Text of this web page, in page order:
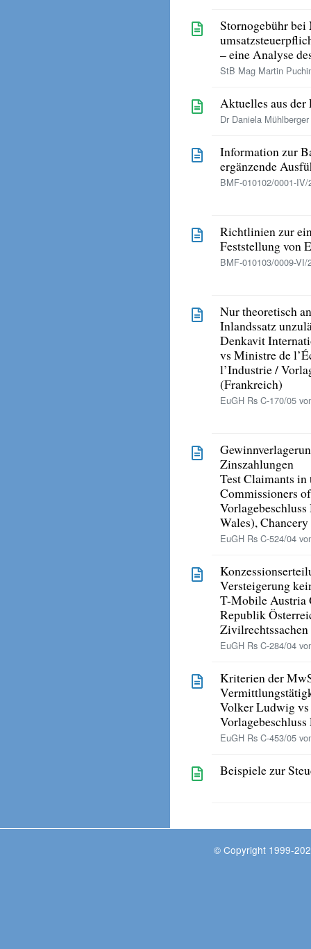
Stornogebühr
– eine Analyse
StB Mag Martin
Aktuelles aus der
Dr Daniela
Information zur
ergänzende
BMF-010102/0001-
Richtlinien zur
Feststellung von
BMF-010103/0009-
Nur theoretisch
Inlandssatz
Denkavit
vs Ministre de
l’Industrie /
(Frankreich)
EuGH Rs C-170/05
Zinszahlungen
Test Claimants
Commissioners
Wales),
EuGH Rs C-524/04
Versteigerung
T-Mobile Austria
Republik
EuGH Rs C-284/04
Kriterien der
Volker Ludwig
EuGH Rs C-453/05
Beispiele zur
© Copyright 1999-